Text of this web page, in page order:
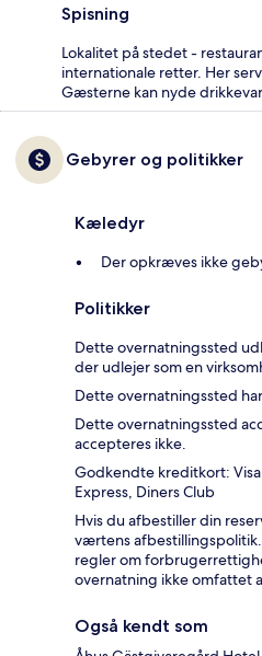
Spisning
Lokalitet på stedet -
internationale retter. Her
Gæsterne kan nyde
Gebyrer og politikker
Kæledyr
Der opkræves ikke
Politikker
Dette overnatningssted
der udlejer som en
Dette overnatningssted
Dette overnatningssted
accepteres ikke.
Godkendte kreditkort:
Express, Diners Club
Hvis du afbestiller din
værtens
regler om
overnatning ikke omfattet
Også kendt som